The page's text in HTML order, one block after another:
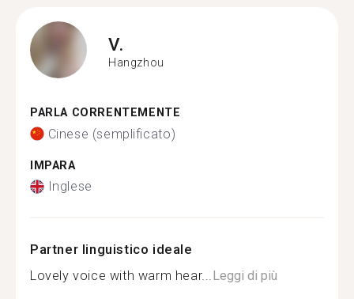
V.
Hangzhou
PARLA CORRENTEMENTE
Cinese (semplificato)
IMPARA
Inglese
Partner linguistico ideale
Lovely voice with warm hear...Leggi di più